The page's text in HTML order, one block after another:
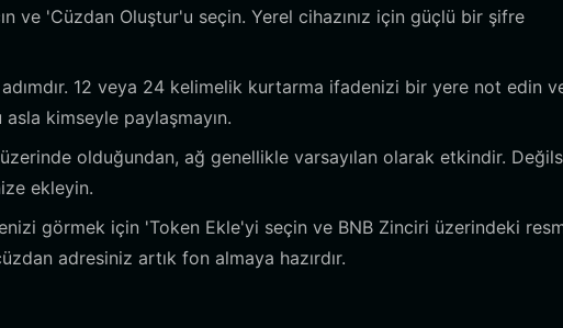
ve 'Cüzdan Oluştur'u seçin. Yerel cihazınız için güçlü bir şifre
12 veya 24 kelimelik kurtarma ifadenizi bir yere not edin
kimseyle paylaşmayın.
olduğundan, ağ genellikle varsayılan olarak etkindir.
ekleyin.
görmek için 'Token Ekle'yi seçin ve BNB Zinciri üzerindeki
adresiniz artık fon almaya hazırdır.